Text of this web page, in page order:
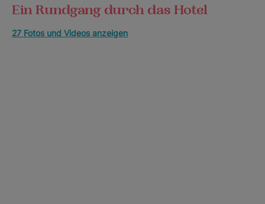
Ein Rundgang durch das Hotel
27 Fotos und Videos anzeigen